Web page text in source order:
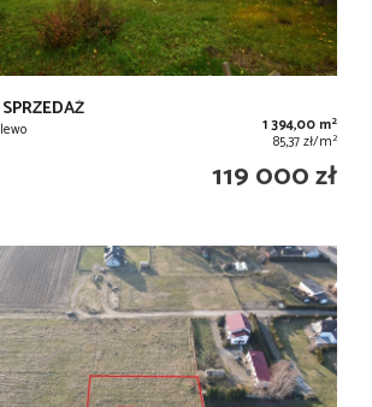
1 394,00 m2
85,37 zł/m2
119 000 zł